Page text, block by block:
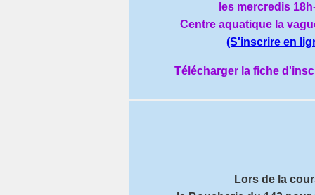
les mercredis
Centre aquatique la
(S'inscrire en
Télécharger la fiche
Lors de la